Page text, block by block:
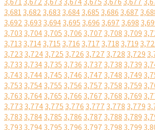
3,6813,682 3,683 3,6843,685 3,686 3,687
3,692 3,693 3,6943,695 3,696 3,697 3,698
3,703 3,7043,705 3,706 3,707 3,708 3,709
3,713 3,7143,715 3,716 3,717 3,718 3,719
3,723 3,7243,725 3,726 3,727 3,728 3,729
3,733 3,7343,735 3,736 3,737 3,738 3,739
3,743 3,7443,745 3,746 3,747 3,748 3,749
3,753 3,7543,755 3,756 3,757 3,758 3,759
3,763 3,7643,765 3,766 3,767 3,768 3,769
3,773 3,7743,775 3,776 3,777 3,778 3,779
3,783 3,7843,785 3,786 3,787 3,788 3,789
3,793 3,7943,795 3,796 3,797 3,798 3,799